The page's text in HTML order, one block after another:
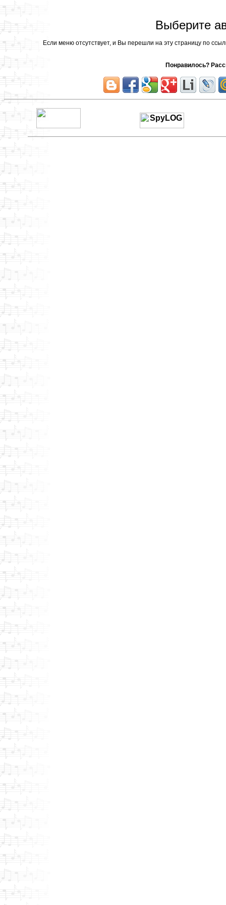
Выберите
Если меню отсутствует, и Вы перешли на эту страницу по
Понравилось?